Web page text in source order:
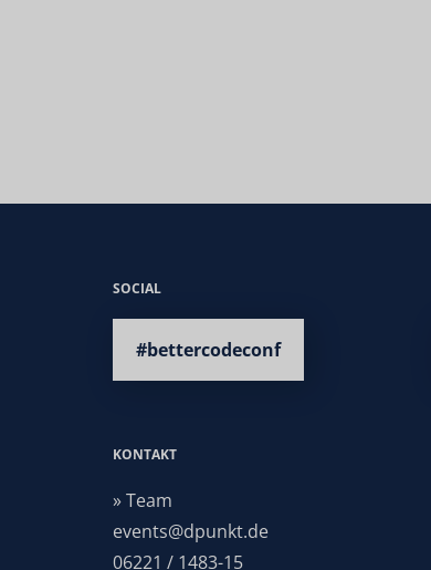
SOCIAL
#bettercodeconf
KONTAKT
» Team
events@dpunkt.de
06221 / 1483-15